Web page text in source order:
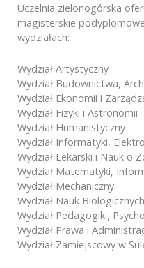
Uczelnia zielonogórska
magisterskie
wydziałach:
Wydział Artystyczny
Wydział Budownictwa,
Wydział Ekonomii i
Wydział Fizyki i Astronomii
Wydział Humanistyczny
Wydział Infor­matyki,
Wydział Lekarski i Nauk o
Wydział Matematyki,
Wydział Mechaniczny
Wydział Nauk Biologicznych
Wydział Pedagogiki,
Wydział Prawa i
Wydział Zamiejscowy w